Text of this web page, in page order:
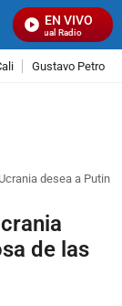
EN VIVO
Señal Visual Radio
Gustavo Petro
desea a Putin
de las